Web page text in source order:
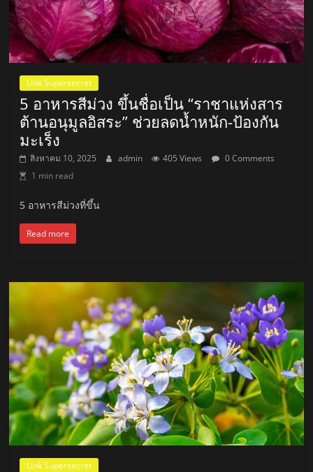
Link Supersecret
5 อาหารสีม่วง ขึ้นชื่อเป็น “ราชาแห่งสาร
ต้านอนุมูลอิสระ” ช่วยลดน้ำหนัก-ป้องกัน
มะเร็ง
สิงหาคม 10, 2025 admin 405 Views
0 Comments
1 min read
5 อาหารสีม่วงที่ขึ้น
Read more
Link Supersecret